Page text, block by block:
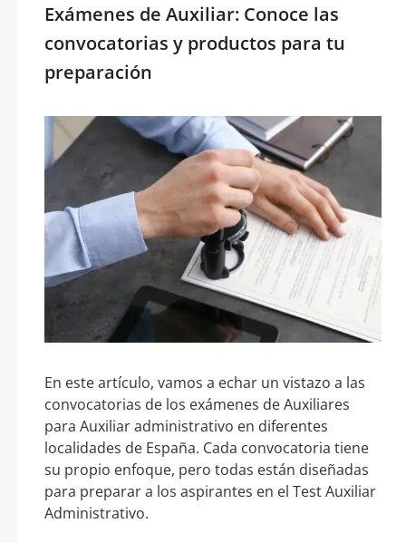
Exámenes de Auxiliar: Conoce las
convocatorias y productos para tu
preparación
En este artículo, vamos a echar un vistazo a las
convocatorias de los exámenes de Auxiliares
para Auxiliar administrativo en diferentes
localidades de España. Cada convocatoria tiene
su propio enfoque, pero todas están diseñadas
para preparar a los aspirantes en el Test Auxiliar
Administrativo.